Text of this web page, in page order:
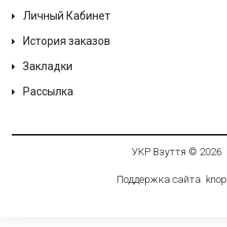
Личный Кабинет
История заказов
Закладки
Рассылка
УКР Взуття © 2026
Поддержка сайта knop